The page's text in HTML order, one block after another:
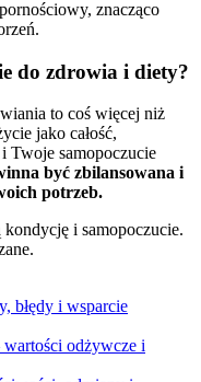
znacząco
do zdrowia i diety?
to coś więcej niż
jako całość,
Twoje samopoczucie
być zbilansowana i
potrzeb.
i samopoczucie.
błędy i wsparcie
odżywcze i